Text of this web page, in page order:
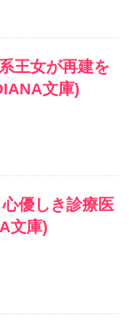
王女が再建を
文庫)
優しき診療医
文庫)